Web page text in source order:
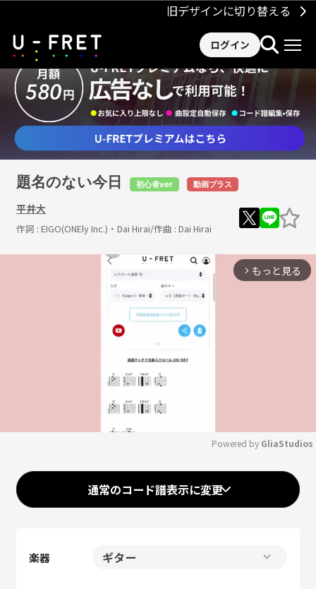
旧デザインに切り替える
ログイン
題名のない今日 初心者ver 動画プラス
平井大
作詞 : EIGO(ONEly Inc.)・Dai Hirai/作曲 : Dai Hirai
arrow_forward_ios もっと見る
Mute
Powered by GliaStudios
通常のコード譜表示に変更
楽器